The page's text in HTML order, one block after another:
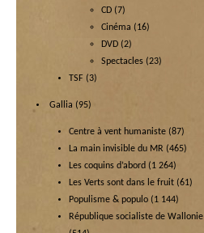
CD (7)
Cinéma (16)
DVD (2)
Spectacles (23)
TSF (3)
Gallia (95)
Centre à vent humaniste (87)
La main invisible du MR (465)
Les coquins d’abord (1 264)
Les Verts sont dans le fruit (61)
Populisme & populo (1 144)
République socialiste de Wallonie